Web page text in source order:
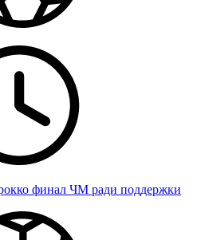
финал ЧМ ради поддержки